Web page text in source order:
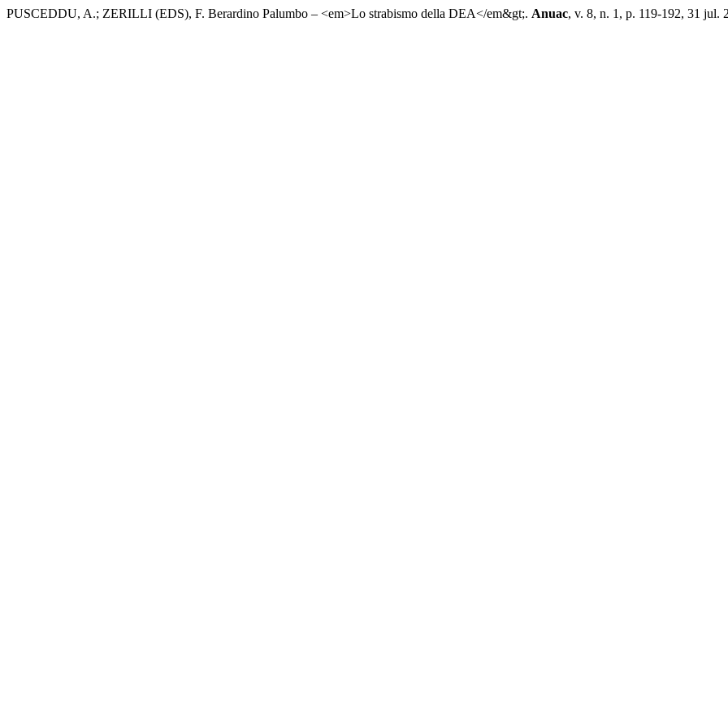
PUSCEDDU, A.; ZERILLI (EDS), F. Berardino Palumbo – <em>Lo strabismo della DEA</em&gt;. Anuac, v. 8, n. 1, p. 119-192, 31 jul.